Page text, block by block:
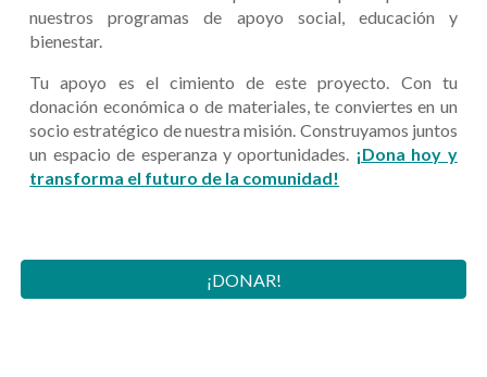
nuestros programas de apoyo social, educación y
bienestar.
Tu apoyo es el cimiento de este proyecto. Con tu
donación económica o de materiales, te conviertes en un
socio estratégico de nuestra misión. Construyamos juntos
un espacio de esperanza y oportunidades. ¡Dona hoy y
transforma el futuro de la comunidad!
¡DONAR!